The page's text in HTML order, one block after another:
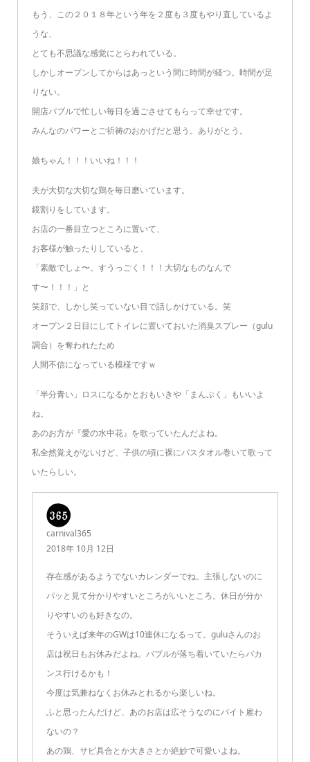
もう、この２０１８年という年を２度も３度もやり直しているよ
うな、
とても不思議な感覚にとらわれている。
しかしオープンしてからはあっという間に時間が経つ。時間が足
りない。
開店バブルで忙しい毎日を過ごさせてもらって幸せです。
みんなのパワーとご祈祷のおかげだと思う。ありがとう。
娘ちゃん！！！いいね！！！
夫が大切な大切な鶏を毎日磨いています。
鏡割りをしています。
お店の一番目立つところに置いて、
お客様が触ったりしていると、
「素敵でしょ〜。すうっごく！！！大切なものなんで
す〜！！！」と
笑顔で、しかし笑っていない目で話しかけている。笑
オープン２日目にしてトイレに置いておいた消臭スプレー（gulu
調合）を奪われたため
人間不信になっている模様ですｗ
「半分青い」ロスになるかとおもいきや「まんぷく」もいいよ
ね。
あのお方が『愛の水中花』を歌っていたんだよね。
私全然覚えがないけど、子供の頃に裸にバスタオル巻いて歌って
いたらしい。
carnival365
2018年 10月 12日
存在感があるようでないカレンダーでね。主張しないのに
パッと見て分かりやすいところがいいところ。休日が分か
りやすいのも好きなの。
そういえば来年のGWは10連休になるって。guluさんのお
店は祝日もお休みだよね。バブルが落ち着いていたらバカ
ンス行けるかも！
今度は気兼ねなくお休みとれるから楽しいね。
ふと思ったんだけど、あのお店は広そうなのにバイト雇わ
ないの？
あの鶏、サビ具合とか大きさとか絶妙で可愛いよね。